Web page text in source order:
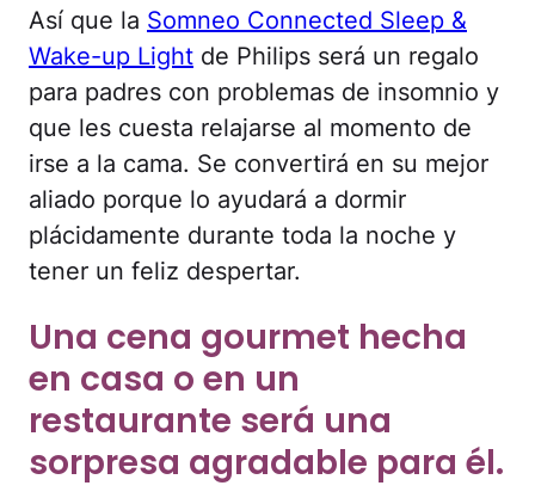
Así que la Somneo Connected Sleep &
Wake-up Light de Philips será un regalo
para padres con problemas de insomnio y
que les cuesta relajarse al momento de
irse a la cama. Se convertirá en su mejor
aliado porque lo ayudará a dormir
plácidamente durante toda la noche y
tener un feliz despertar.
Una cena gourmet hecha
en casa o en un
restaurante será una
sorpresa agradable para él.